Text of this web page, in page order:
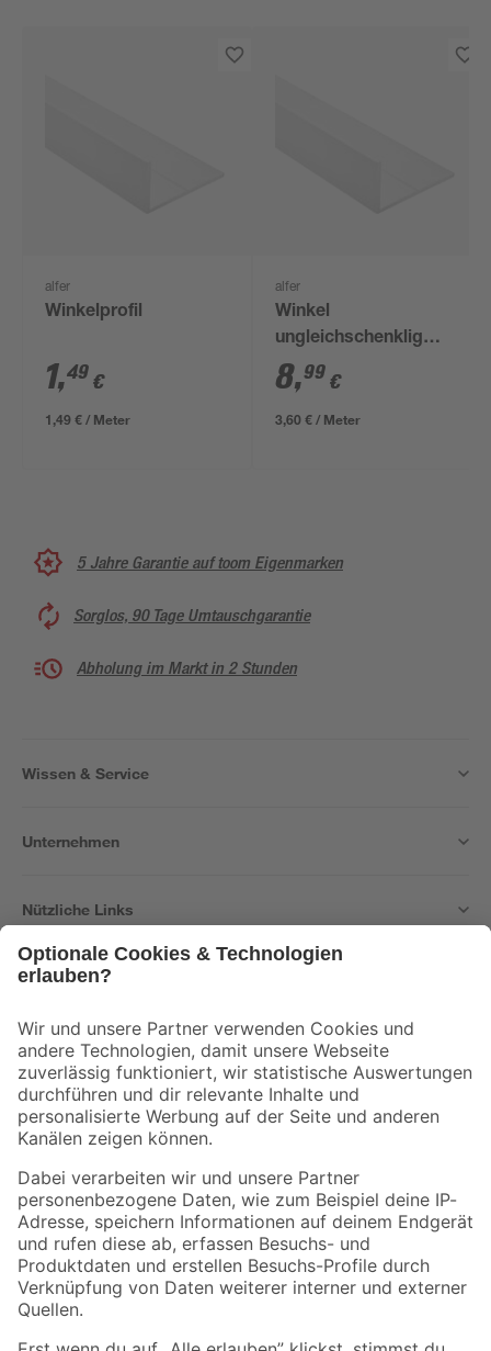
alfer
Winkelprofil
1,49 €
1,49 € / Meter
alfer
Winkel
ungleichschenklig
1,95 cm
8,99 €
3,60 € / Meter
5 Jahre Garantie auf toom Eigenmarken
Sorglos, 90 Tage Umtauschgarantie
Abholung im Markt in 2 Stunden
Wissen & Service
Unternehmen
Nützliche Links
Der toom Newsletter: Keine Angebote und Aktionen mehr verpassen!
Zur Newsletter Anmeldung
Folge uns
Zahlungsarten Versandarten
Sicher einkaufen